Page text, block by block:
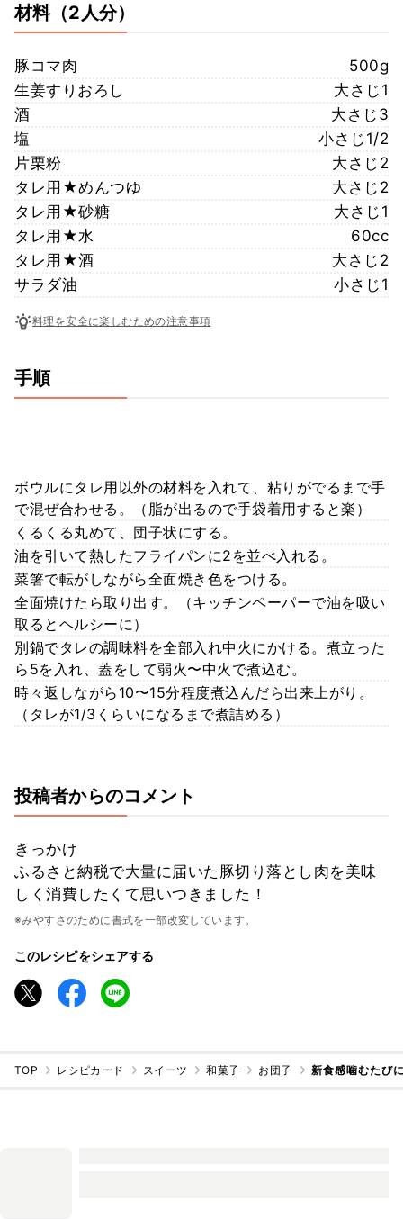
材料（2人分）
豚コマ肉
500g
生姜すりおろし
大さじ1
酒
大さじ3
塩
小さじ1/2
片栗粉
大さじ2
タレ用★めんつゆ
大さじ2
タレ用★砂糖
大さじ1
タレ用★水
60cc
タレ用★酒
大さじ2
サラダ油
小さじ1
料理を安全に楽しむための注意事項
手順
ボウルにタレ用以外の材料を入れて、粘りがでるまで手
で混ぜ合わせる。（脂が出るので手袋着用すると楽）
くるくる丸めて、団子状にする。
油を引いて熱したフライパンに2を並べ入れる。
菜箸で転がしながら全面焼き色をつける。
全面焼けたら取り出す。（キッチンペーパーで油を吸い
取るとヘルシーに）
別鍋でタレの調味料を全部入れ中火にかける。煮立った
ら5を入れ、蓋をして弱火〜中火で煮込む。
時々返しながら10〜15分程度煮込んだら出来上がり。
（タレが1/3くらいになるまで煮詰める）
投稿者からのコメント
きっかけ
ふるさと納税で大量に届いた豚切り落とし肉を美味
しく消費したくて思いつきました！
※みやすさのために書式を一部改変しています。
このレシピをシェアする
TOP レシピカード スイーツ 和菓子 お団子 新食感噛むたび